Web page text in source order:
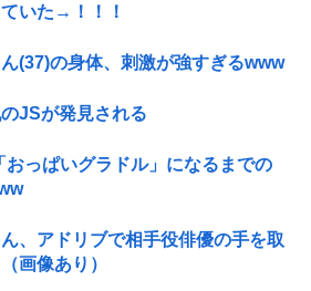
ていた→！！！
ん(37)の身体、刺激が強すぎるwww
JSが発見される
おっぱいグラドル」になるまでの
ん、アドリブで相手役俳優の手を取
画像あり）